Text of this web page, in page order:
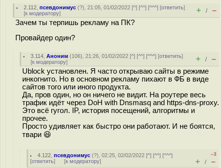
2.112 ,псевдонимус (?), 21:05, 01/02/2022 [^] [^^] [^^^] [ответить]
[к модератору] + / –
Зачем ты терпишь рекламу на ПК?
Провайдер один?
3.114 ,Аноним (106), 21:26, 01/02/2022 [^] [^^] [^^^] [ответить]
[к модератору] + / –
Ublock установлен. Я часто открываю сайты в режиме
инкогнито. Но в основном рекламу пихают в ФБ в виде
сайтов того или иного продукта.
Да, пров один, но он ничего не видит. На роутере весь
трафик идёт через DoH with Dnsmasq and https-dns-proxy.
Это всё гугол. IP, история посещений, алгоритмы и
прочее.
Просто удивляет как быстро они работают. И не боятся,
твapи 😆
4.122 ,псевдонимус (?), 02:25, 02/02/2022 [^] [^^] [^^^]
[ответить] [к модератору]
–3
+ / –